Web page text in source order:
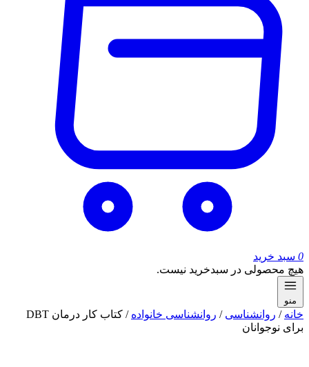
0 سبد خرید
هیچ محصولی در سبدخرید نیست.
منو
خانه / روانشناسی / روانشناسی خانواده
/ کتاب کار درمان DBT
برای نوجوانان